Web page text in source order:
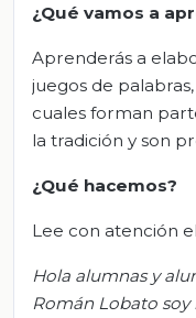
¿Qué vamos a
Aprenderás a
juegos de
cuales forman
la tradición y son
¿Qué hacemos?
Lee con atención
Hola alumnas y
Román Lobato